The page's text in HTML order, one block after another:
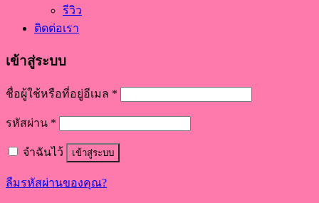
รีวิว
ติดต่อเรา
เข้าสู่ระบบ
ชื่อผู้ใช้หรือที่อยู่อีเมล *
รหัสผ่าน *
จำฉันไว้ เข้าสู่ระบบ
ลืมรหัสผ่านของคุณ?